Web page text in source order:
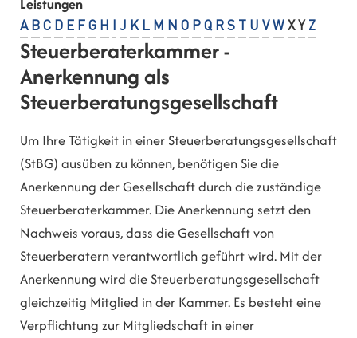
Leistungen
A B C D E F G H J K L M N O P Q R S U V W X Y Z
Steuerberaterkammer -
Anerkennung als
Steuerberatungsgesellschaft
Um Ihre Tätigkeit in einer Steuerberatungsgesellschaft
(StBG) ausüben zu können, benötigen Sie die
Anerkennung der Gesellschaft durch die zuständige
Steuerberaterkammer. Die Anerkennung setzt den
Nachweis voraus, dass die Gesellschaft von
Steuerberatern verantwortlich geführt wird. Mit der
Anerkennung wird die Steuerberatungsgesellschaft
gleichzeitig Mitglied in der Kammer. Es besteht eine
Verpflichtung zur Mitgliedschaft in einer